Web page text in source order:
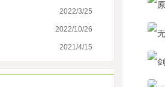
2022/3/25
2022/10/26
2021/4/15
万国觉醒多号多开资
冰雪复古自动任务助